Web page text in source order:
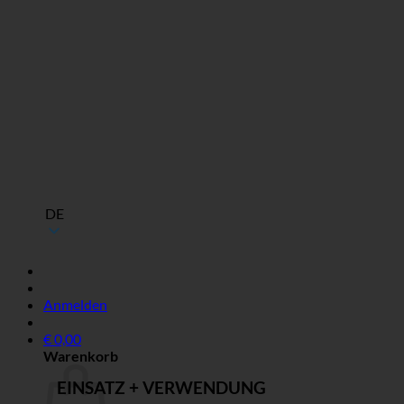
DE
Anmelden
€0,00
Warenkorb
EINSATZ + VERWENDUNG